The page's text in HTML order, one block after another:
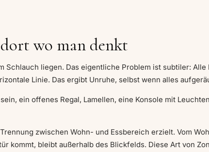
wo man denkt
Schlauch liegen. Das eigentliche Problem ist subtiler:
Linie. Das ergibt Unruhe, selbst wenn alles
ein offenes Regal, Lamellen, eine Konsole mit
zwischen Wohn- und Essbereich erzielt. Vom
kommt, bleibt außerhalb des Blickfelds. Diese Art von